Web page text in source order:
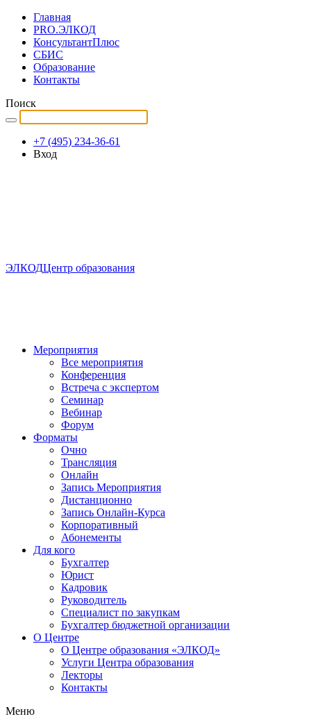
Главная
PRO.ЭЛКОД
КонсультантПлюс
СБИС
Образование
Контакты
Поиск
+7 (495) 234-36-61
Вход
ЭЛКОДЦентр образования
Мероприятия
Все мероприятия
Конференция
Встреча с экспертом
Семинар
Вебинар
Форум
Форматы
Очно
Трансляция
Онлайн
Запись Мероприятия
Дистанционно
Запись Онлайн-Курса
Корпоративный
Абонементы
Для кого
Бухгалтер
Юрист
Кадровик
Руководитель
Специалист по закупкам
Бухгалтер бюджетной организации
О Центре
О Центре образования «ЭЛКОД»
Услуги Центра образования
Лекторы
Контакты
Меню